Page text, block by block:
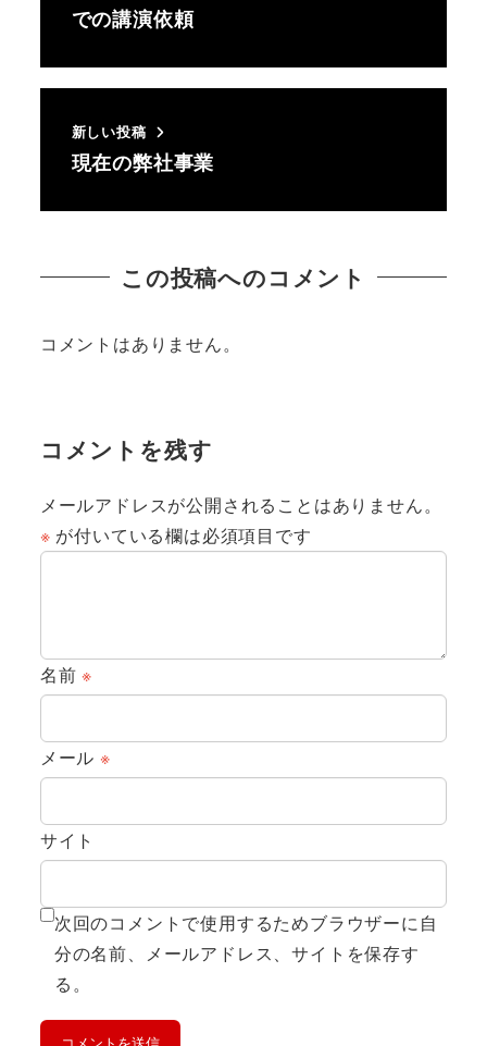
での講演依頼
新しい投稿
現在の弊社事業
この投稿へのコメント
コメントはありません。
コメントを残す
メールアドレスが公開されることはありません。
※ が付いている欄は必須項目です
名前※
メール ※
サイト
次回のコメントで使用するためブラウザーに自
分の名前、メールアドレス、サイトを保存す
る。